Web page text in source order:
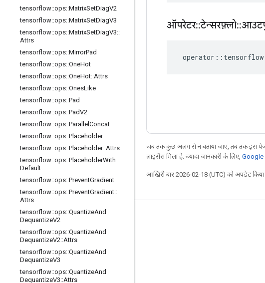
tensorflow::ops::MatrixSetDiagV2
tensorflow::ops::MatrixSetDiagV3
tensorflow::ops::MatrixSetDiagV3::
Attrs
tensorflow::ops::MirrorPad
tensorflow::ops::OneHot
tensorflow::ops::OneHot::Attrs
tensorflow::ops::OnesLike
tensorflow::ops::Pad
tensorflow::ops::PadV2
tensorflow::ops::Parallel Concat
tensorflow::ops::Placeholder
tensorflow::ops::Placeholder::Attrs
tensorflow::ops::PlaceholderWith
Default
tensorflow::ops::PreventGradient
tensorflow::ops::PreventGradient::
Attrs
tensorflow::ops::QuantizeAnd
DequantizeV2
tensorflow::ops::QuantizeAnd
DequantizeV2::Attrs
tensorflow::ops::QuantizeAnd
DequantizeV3
tensorflow::ops::QuantizeAnd
DequantizeV3::Attrs
ऑपरेटर::टेन्सरफ़्लो::
operator :: tensorflow
जब तक कुछ अलग से न बताया जाए, तब तक इस पेज
लाइसेंस मिला है. ज़्यादा जानकारी के लिए, Google
आखिरी बार 2026-02-18 (UTC) को अपडेट किया
जुड़े रहें
ब्लॉग
फ़ोरम